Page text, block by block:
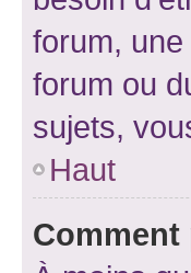
forum,
forum ou
sujets,
Haut